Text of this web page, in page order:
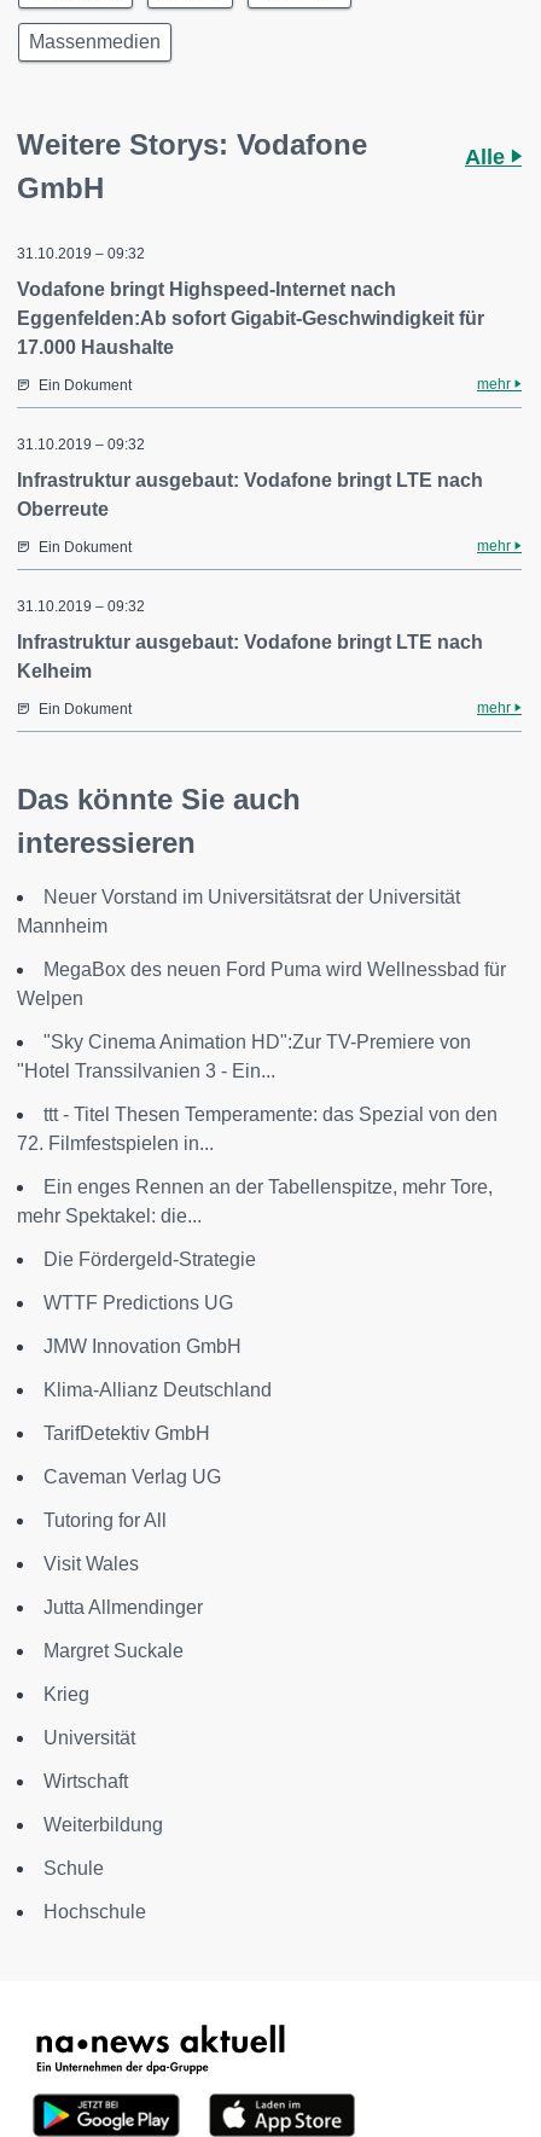
Massenmedien
Weitere Storys: Vodafone
GmbH
Alle
31.10.2019 – 09:32
Vodafone bringt Highspeed-Internet nach
Eggenfelden:Ab sofort Gigabit-Geschwindigkeit für
17.000 Haushalte
Ein Dokument mehr
31.10.2019 – 09:32
Infrastruktur ausgebaut: Vodafone bringt LTE nach
Oberreute
Ein Dokument mehr
31.10.2019 – 09:32
Infrastruktur ausgebaut: Vodafone bringt LTE nach
Kelheim
Ein Dokument mehr
Das könnte Sie auch
interessieren
Neuer Vorstand im Universitätsrat der Universität
Mannheim
MegaBox des neuen Ford Puma wird Wellnessbad für
Welpen
"Sky Cinema Animation HD":Zur TV-Premiere von
"Hotel Transsilvanien 3 - Ein...
ttt - Titel Thesen Temperamente: das Spezial von den
72. Filmfestspielen in...
Ein enges Rennen an der Tabellenspitze, mehr Tore,
mehr Spektakel: die...
Die Fördergeld-Strategie
WTTF Predictions UG
JMW Innovation GmbH
Klima-Allianz Deutschland
TarifDetektiv GmbH
Caveman Verlag UG
Tutoring for All
Visit Wales
Jutta Allmendinger
Margret Suckale
Krieg
Universität
Wirtschaft
Weiterbildung
Schule
Hochschule